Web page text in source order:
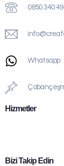
0850 340
Whatsapp
Hizmetler
Bizi Takip Edin